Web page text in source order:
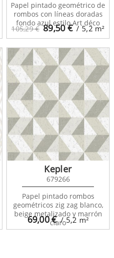
105,29 € 89,50€ / 5,2m²
Papel pintado geométrico de
rombos con líneas doradas
fondo azul estilo Art déco
69,00€ / 5,2 m²
Kepler
679266
Papel pintado rombos
geométricos zig zag blanco,
beige metalizado y marrón
claro